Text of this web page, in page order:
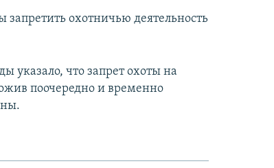
охотничью деятельность
указало, что запрет охоты на
поочередно и временно